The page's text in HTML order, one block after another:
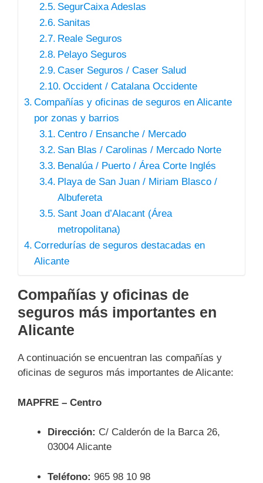
SegurCaixa Adeslas
Sanitas
Reale Seguros
Pelayo Seguros
Caser Seguros / Caser Salud
Occident / Catalana Occidente
Compañías y oficinas de seguros en Alicante
por zonas y barrios
Centro / Ensanche / Mercado
San Blas / Carolinas / Mercado Norte
Benalúa / Puerto / Área Corte Inglés
Playa de San Juan / Miriam Blasco /
Albufereta
Sant Joan d’Alacant (Área
metropolitana)
Corredurías de seguros destacadas en
Alicante
Compañías y oficinas de
seguros más importantes en
Alicante
A continuación se encuentran las compañías y
oficinas de seguros más importantes de Alicante:
MAPFRE – Centro
Dirección: C/ Calderón de la Barca 26,
03004 Alicante
Teléfono: 965 98 10 98